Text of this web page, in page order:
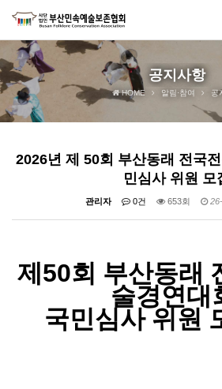
공지사항
HOME 알림·참여 공
2026년 제 50회 부산동래 전국
민심사 위원 모
관리자 0건 653회
제50회 부산동래
술경연대
국민심사 위원